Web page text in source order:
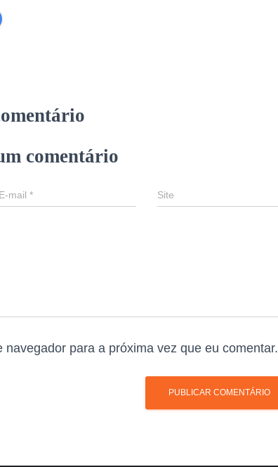
comentário
E-mail* Site
navegador para a próxima vez que eu comentar.